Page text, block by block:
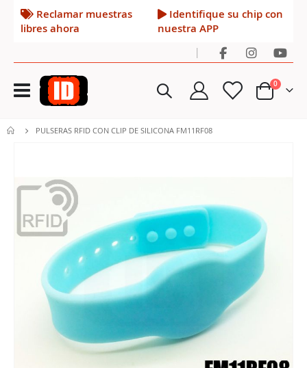
Reclamar muestras
libres ahora
Identifique su chip con
nuestra APP
|
Toggle
Nav Cart
0artículos
PULSERAS RFID CON CLIP DE SILICONA FM11RF08
de
galería
de